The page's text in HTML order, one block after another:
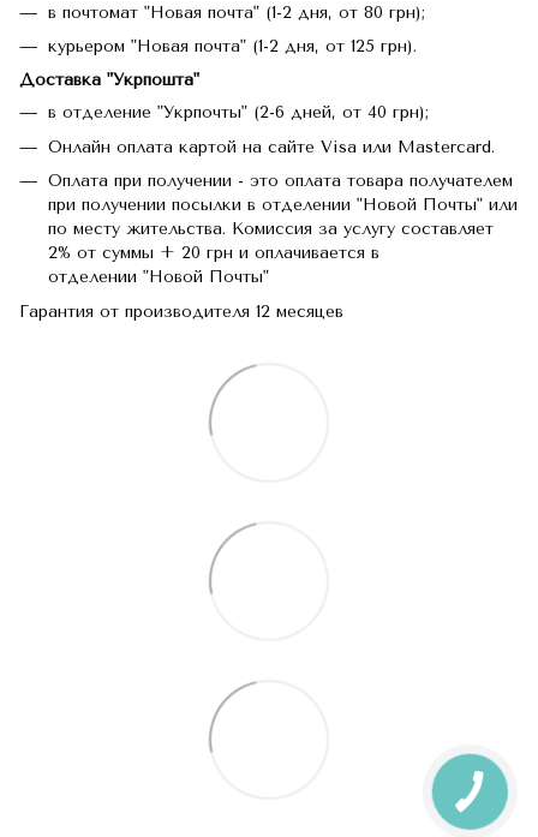
в почтомат "Новая почта" (1-2 дня, от 80 грн);
курьером "Новая почта" (1-2 дня, от 125 грн).
Доставка "Укрпошта"
в отделение "Укрпочты" (2-6 дней, от 40 грн);
Онлайн оплата картой на сайте Visa или Mastercard.
Оплата при получении - это оплата товара получателем
при получении посылки в отделении "Новой Почты" или
по месту жительства. Комиссия за услугу составляет
2% от суммы + 20 грн и оплачивается в
отделении "Новой Почты"
Гарантия от производителя 12 месяцев